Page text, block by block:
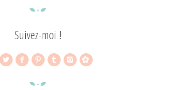
Suivez-moi !